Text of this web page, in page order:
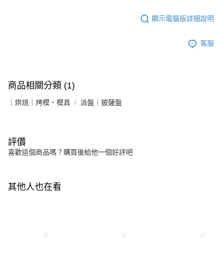
顯示電腦版詳細說明
客服
商品相關分類 (1)
｜烘焙｜烤模、模具 派盤｜披薩盤
評價
喜歡這個商品嗎？購買後給他一個好評吧
其他人也在看